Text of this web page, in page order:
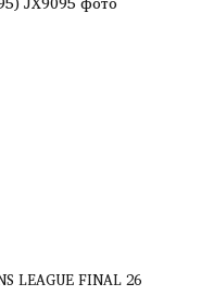
LEAGUE FINAL 26